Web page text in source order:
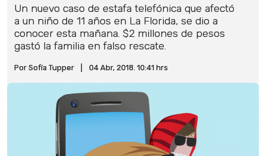
Un nuevo caso de estafa telefónica que afectó
a un niño de 11 años en La Florida, se dio a
conocer esta mañana. $2 millones de pesos
gastó la familia en falso rescate.
Por Sofía Tupper 04 Abr, 2018. 10:41 hrs